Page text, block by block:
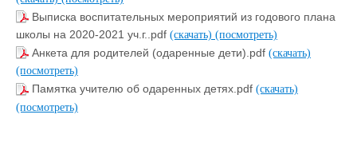
Выписка воспитательных мероприятий из годового плана
школы на 2020-2021 уч.г..pdf (скачать) (посмотреть)
Анкета для родителей (одаренные дети).pdf (скачать)
(посмотреть)
Памятка учителю об одаренных детях.pdf (скачать)
(посмотреть)